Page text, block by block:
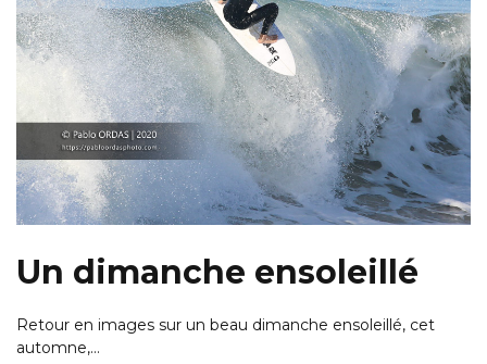
Un dimanche ensoleillé
Retour en images sur un beau dimanche ensoleillé, cet
automne,…